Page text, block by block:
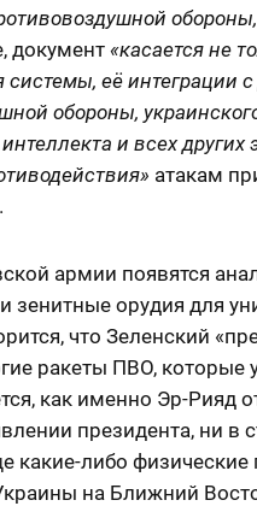
документ «касается не
системы, её интеграции
обороны,
и всех других
атакам
армии появятся
зенитные орудия для
что Зеленский
ракеты ПВО, которые
как именно Эр-Рияд
президента, ни в
какие-либо
на Ближний